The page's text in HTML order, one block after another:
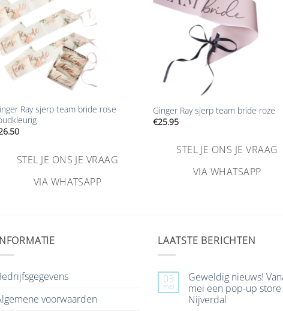
Ray sjerp team bride rose
STEL JE ONS JE VRAAG
VIA WHATSAPP
Ginger Ray sjerp team bride roze
€25.95
STEL JE ONS JE VRAAG
VIA WHATSAPP
voorwaarden
LAATSTE BERICHTEN
03
mei
Geweldig nieuws!
mei een pop-up store
Nijverdal